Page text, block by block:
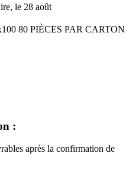
le 28 août
80 PIÈCES PAR CARTON
:
après la confirmation de